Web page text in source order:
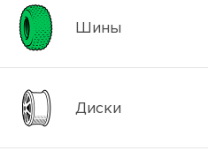
Шины
Диски